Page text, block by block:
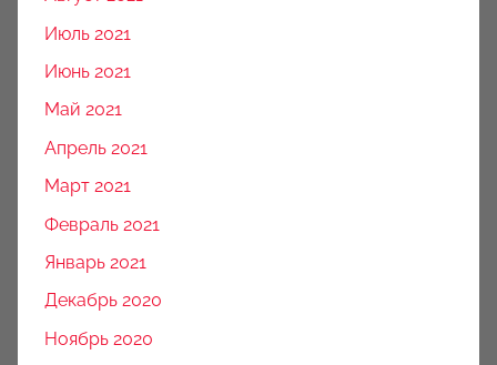
Июль 2021
Июнь 2021
Май 2021
Апрель 2021
Март 2021
Февраль 2021
Январь 2021
Декабрь 2020
Ноябрь 2020